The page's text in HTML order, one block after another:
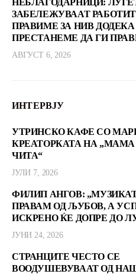
ЗАБЕЛЕЖУВААТ
ПРАВИМЕ ЗА НИВ ДОДЕКА
ПРЕСТАНЕМЕ ДА ГИ
АВГУСТ 6, 2026
ИНТЕРВЈУ
УТРИНСКО КАФЕ СО
КРЕАТОРКАТА НА
ЧИТА“
ЈУЛИ 7, 2026
ФИЛИП АНГОВ:
ПРАВАМ ОД ЉУБОВ, А
ИСКРЕНО ЌЕ ДОПРЕ ДО
ЈУНИ 24, 2026
СТРАНЦИТЕ ЧЕСТО СЕ
ВООДУШЕВУВААТ ОД